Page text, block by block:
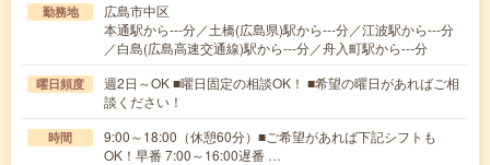
勤務地
広島市中区
本通駅から---分／土橋(広島県)駅から---分／江波駅から---分
／白島(広島高速交通線)駅から---分／舟入町駅から---分
曜日頻度
週2日～OK ■曜日固定の相談OK！ ■希望の曜日があればご相
談ください！
時間
9:00～18:00（休憩60分）■ご希望があれば下記シフトも
OK！早番 7:00～16:00遅番 …